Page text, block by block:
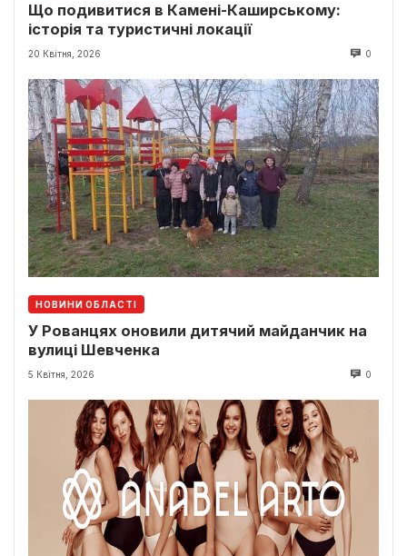
Що подивитися в Камені-Каширському:
історія та туристичні локації
20 Квітня, 2026 0
НОВИНИ ОБЛАСТІ
У Рованцях оновили дитячий майданчик на
вулиці Шевченка
5 Квітня, 2026 0